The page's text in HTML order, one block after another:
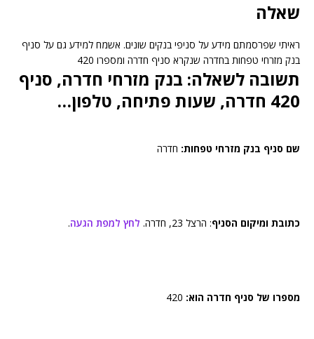
שאלה
ראיתי שפרסמתם מידע על סניפי בנקים שונים. אשמח למידע גם על סניף
בנק מזרחי טפחות בחדרה שנקרא סניף ‏חדרה ומספרו 420
תשובה לשאלה: בנק מזרחי ‏חדרה, סניף
420 חדרה, שעות פתיחה, טלפון…
שם סניף בנק מזרחי טפחות: ‏חדרה
כתובת ומיקום הסניף: ‏הרצל ‏23‏, חדרה. לחץ למפת הגעה.
מספרו של סניף ‏חדרה הוא: